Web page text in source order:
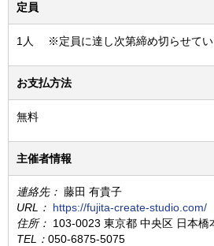
定員
1人 ※定員に達し次第締め切らせてい
お支払方法
無料
主催者情報
連絡先： 藤田 有貴子
URL： https://fujita-create-studio.com/
住所： 103-0023 東京都 中央区 日本橋
TEL： 050-6875-5075